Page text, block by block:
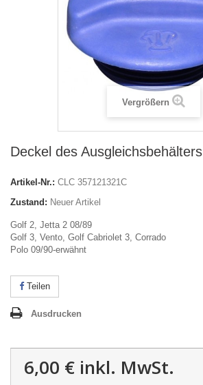
Vergrößern
Deckel des Ausgleichsbehälters
Artikel-Nr.: CLC 357121321C
Zustand: Neuer Artikel
Golf 2, Jetta 2 08/89
Golf 3, Vento, Golf Cabriolet 3, Corrado
Polo 09/90-erwähnt
Teilen
Ausdrucken
6,00 € inkl. MwSt.